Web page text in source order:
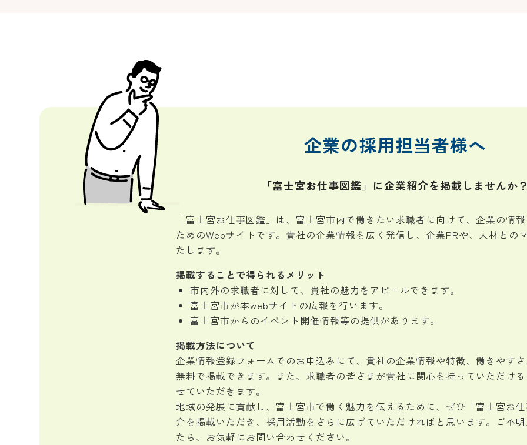
企業の採用担当者様へ
「富士宮お仕事図鑑」に企業紹介を掲載しませんか
「富士宮お仕事図鑑」は、富士宮市内で働きたい求職者に向けて、企業の情
ためのWebサイトです。貴社の企業情報を広く発信し、企業PRや、人材との
たします。
掲載することで得られるメリット
市内外の求職者に対して、貴社の魅力をアピールできます。
富士宮市が本webサイトの広報を行います。
富士宮市からのイベント開催情報等の提供があります。
掲載方法について
企業情報登録フォームでのお申込みにて、貴社の企業情報や特徴、働きやす
無料で掲載できます。また、求職者の皆さまが貴社に関心を持っていただけ
せていただきます。
地域の発展に貢献し、富士宮市で働く魅力を伝えるために、ぜひ「富士宮お
介を掲載いただき、採用活動をさらに広げていただければと思います。ご不
たら、お気軽にお問い合わせください。